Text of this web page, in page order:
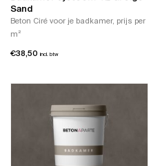
Sand
Beton Ciré voor je badkamer, prijs per
m²
€38,50 incl. btw